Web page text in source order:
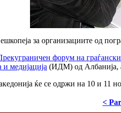
за организациите од
форум на
и медијација (ИДМ) од Албанија,
ќе се одржи на 10 и 11
<